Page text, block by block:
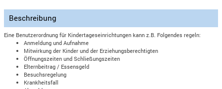
Beschreibung
Eine Benutzerordnung für Kindertageseinrichtungen kann z.B. Folgendes regeln:
Anmeldung und Aufnahme
Mitwirkung der Kinder und der Erziehungsberechtigten
Öffnungszeiten und Schließungszeiten
Elternbeitrag / Essensgeld
Besuchsregelung
Krankheitsfall